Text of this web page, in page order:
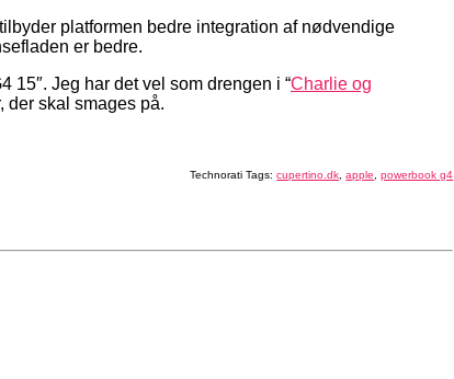
platformen bedre integration af nødvendige
er bedre.
15″. Jeg har det vel som drengen i “Charlie og
der skal smages på.
Technorati Tags:cupertino.dk ,apple ,powerbook g4